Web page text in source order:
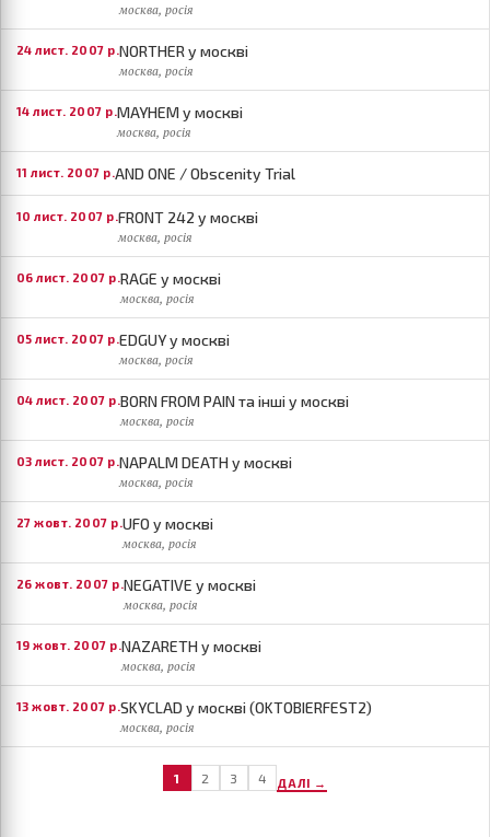
москва, росія
24 лист. 2007 р.NORTHER у москві
москва, росія
14 лист. 2007 р.MAYHEM у москві
москва, росія
11 лист. 2007 р.AND ONE / Obscenity Trial
10 лист. 2007 р.FRONT 242 у москві
москва, росія
06 лист. 2007 р.RAGE у москві
москва, росія
05 лист. 2007 р.EDGUY у москві
москва, росія
04 лист. 2007 р.BORN FROM PAIN та інші у москві
москва, росія
03 лист. 2007 р.NAPALM DEATH у москві
москва, росія
27 жовт. 2007 р.UFO у москві
москва, росія
26 жовт. 2007 р.NEGATIVE у москві
москва, росія
19 жовт. 2007 р.NAZARETH у москві
москва, росія
13 жовт. 2007 р.SKYCLAD у москві (OKTOBIERFEST2)
москва, росія
1 2 3 4 ДАЛІ →